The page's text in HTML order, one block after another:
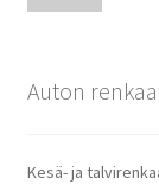
Auton
Kesä- ja